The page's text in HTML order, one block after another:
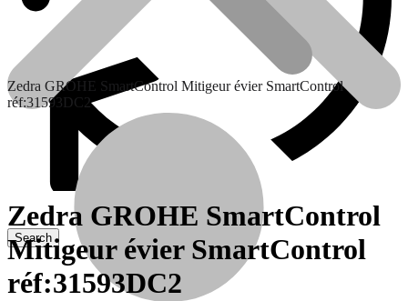
Contactez nous
Zedra GROHE SmartControl Mitigeur évier SmartControl
réf:31593DC2
Zedra GROHE SmartControl
Mitigeur évier SmartControl
réf:31593DC2